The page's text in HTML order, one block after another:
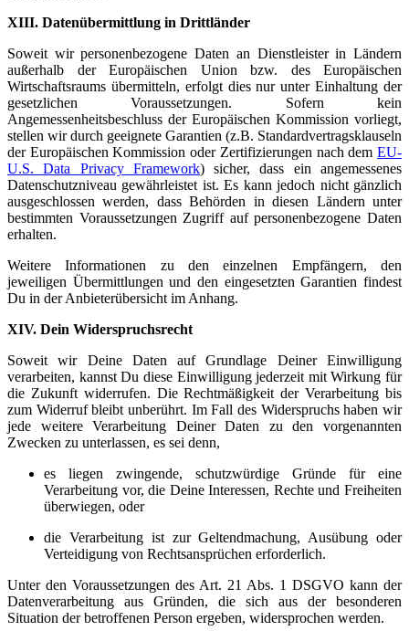
XIII. Datenübermittlung in Drittländer
Soweit wir personenbezogene Daten an Dienstleister in Ländern
außerhalb der Europäischen Union bzw. des Europäischen
Wirtschaftsraums übermitteln, erfolgt dies nur unter Einhaltung der
gesetzlichen Voraussetzungen. Sofern kein
Angemessenheitsbeschluss der Europäischen Kommission vorliegt,
stellen wir durch geeignete Garantien (z.B. Standardvertragsklauseln
der Europäischen Kommission oder Zertifizierungen nach dem EU-
U.S. Data Privacy Framework) sicher, dass ein angemessenes
Datenschutzniveau gewährleistet ist. Es kann jedoch nicht gänzlich
ausgeschlossen werden, dass Behörden in diesen Ländern unter
bestimmten Voraussetzungen Zugriff auf personenbezogene Daten
erhalten.
Weitere Informationen zu den einzelnen Empfängern, den
jeweiligen Übermittlungen und den eingesetzten Garantien findest
Du in der Anbieterübersicht im Anhang.
XIV. Dein Widerspruchsrecht
Soweit wir Deine Daten auf Grundlage Deiner Einwilligung
verarbeiten, kannst Du diese Einwilligung jederzeit mit Wirkung für
die Zukunft widerrufen. Die Rechtmäßigkeit der Verarbeitung bis
zum Widerruf bleibt unberührt. Im Fall des Widerspruchs haben wir
jede weitere Verarbeitung Deiner Daten zu den vorgenannten
Zwecken zu unterlassen, es sei denn,
es liegen zwingende, schutzwürdige Gründe für eine
Verarbeitung vor, die Deine Interessen, Rechte und Freiheiten
überwiegen, oder
die Verarbeitung ist zur Geltendmachung, Ausübung oder
Verteidigung von Rechtsansprüchen erforderlich.
Unter den Voraussetzungen des Art. 21 Abs. 1 DSGVO kann der
Datenverarbeitung aus Gründen, die sich aus der besonderen
Situation der betroffenen Person ergeben, widersprochen werden.